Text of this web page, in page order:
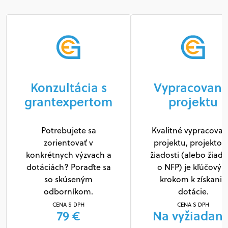
Konzultácia s
grantexpertom
Potrebujete sa
zorientovať v
konkrétnych výzvach a
dotáciách? Poraďte sa
so skúseným
odborníkom.
CENA S DPH
79 €
projektu
Kvalitné
projektu,
žiadosti (alebo
o NFP) je
krokom k získaniu
dotácie.
CENA S DPH
Na